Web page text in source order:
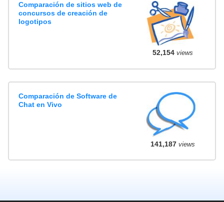
Comparación de sitios web de
concursos de creación de
logotipos
52,154views
Comparación de Software de
Chat en Vivo
141,187views